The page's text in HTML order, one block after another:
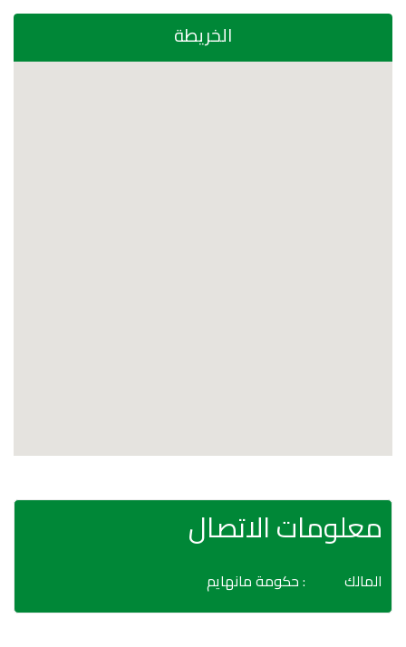
الخريطة
معلومات الاتصال
المالك : حكومة مانهايم